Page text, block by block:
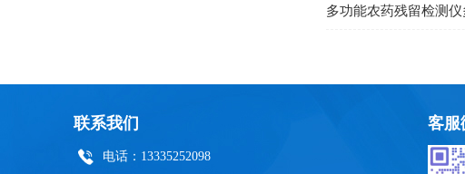
多功能农药残留检测
联系我们
电话：13335252098
客服